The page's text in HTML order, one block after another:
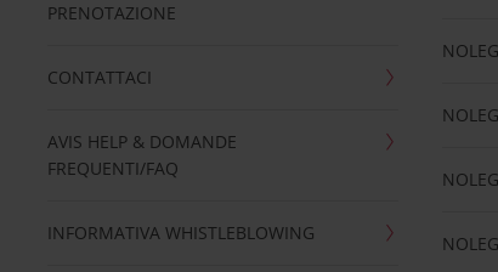
PRENOTAZIONE
CONTATTACI
AVIS HELP & DOMANDE
FREQUENTI/FAQ
INFORMATIVA WHISTLEBLOWING